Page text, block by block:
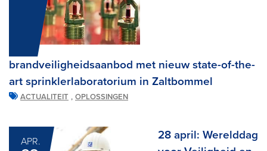
brandveiligheidsaanbod met nieuw state-of-the-
art sprinklerlaboratorium in Zaltbommel
ACTUALITEIT , OPLOSSINGEN
APR.
28 april: Werelddag